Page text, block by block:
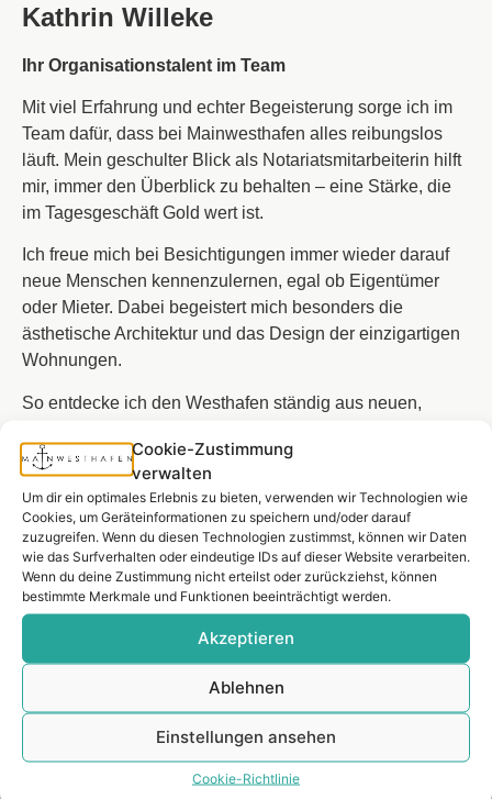
Cookie-Zustimmung
verwalten
Um dir ein optimales Erlebnis zu bieten, verwenden wir Technologien wie
Cookies, um Geräteinformationen zu speichern und/oder darauf
zuzugreifen. Wenn du diesen Technologien zustimmst, können wir Daten
wie das Surfverhalten oder eindeutige IDs auf dieser Website verarbeiten.
Wenn du deine Zustimmung nicht erteilst oder zurückziehst, können
bestimmte Merkmale und Funktionen beeinträchtigt werden.
Akzeptieren
Ablehnen
Einstellungen ansehen
Cookie-Richtlinie
Kathrin Willeke
Ihr Organisationstalent im Team
Mit viel Erfahrung und echter Begeisterung sorge ich im
Team dafür, dass bei Mainwesthafen alles reibungslos
läuft. Mein geschulter Blick als Notariatsmitarbeiterin hilft
mir, immer den Überblick zu behalten – eine Stärke, die
im Tagesgeschäft Gold wert ist.
Ich freue mich bei Besichtigungen immer wieder darauf
neue Menschen kennenzulernen, egal ob Eigentümer
oder Mieter. Dabei begeistert mich besonders die
ästhetische Architektur und das Design der einzigartigen
Wohnungen.
So entdecke ich den Westhafen ständig aus neuen,
arbeite an einem der coolsten Plätze in ganz Frankfurt!
FÜR SIE VOR ORT – MIT
VOLLEM EINSATZ